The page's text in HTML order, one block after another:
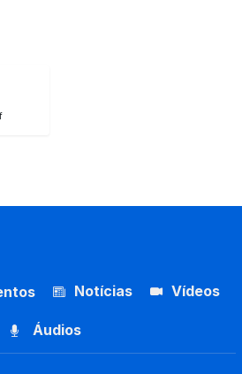
Notícias Vídeos
Áudios